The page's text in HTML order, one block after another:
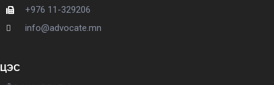
+976 11-329206
info@advocate.mn
ЦЭС